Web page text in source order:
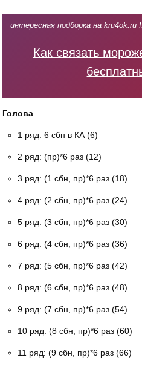
интересная подборка на kru4ok.ru
Как связать
Голова
1 ряд: 6 сбн в КА (6)
2 ряд: (пр)*6 раз (12)
3 ряд: (1 сбн, пр)*6 раз (18)
4 ряд: (2 сбн, пр)*6 раз (24)
5 ряд: (3 сбн, пр)*6 раз (30)
6 ряд: (4 сбн, пр)*6 раз (36)
7 ряд: (5 сбн, пр)*6 раз (42)
8 ряд: (6 сбн, пр)*6 раз (48)
9 ряд: (7 сбн, пр)*6 раз (54)
10 ряд: (8 сбн, пр)*6 раз (60)
11 ряд: (9 сбн, пр)*6 раз (66)